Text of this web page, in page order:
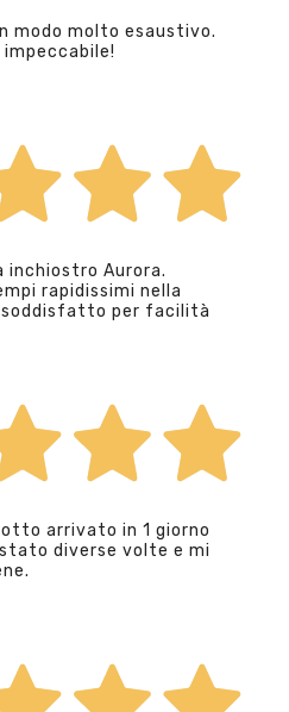
modo molto esaustivo.
Aurora.
rapidissimi nella
soddisfatto per facilità
arrivato in 1 giorno
diverse volte e mi